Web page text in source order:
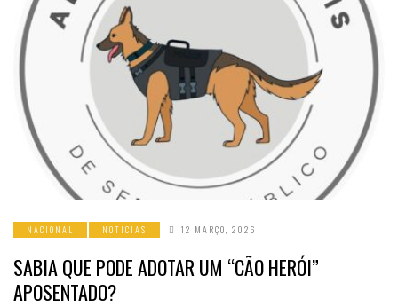
NACIONAL NOTICIAS 12 MARÇO, 2026
SABIA QUE PODE ADOTAR UM “CÃO HERÓI”
APOSENTADO?